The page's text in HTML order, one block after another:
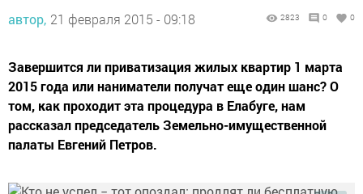
автор, 21 февраля 2015 - 09:18 2823 0 0
Завершится ли приватизация жилых квартир 1 марта
2015 года или наниматели получат еще один шанс? О
том, как проходит эта процедура в Елабуге, нам
рассказал председатель Земельно-имущественной
палаты Евгений Петров.